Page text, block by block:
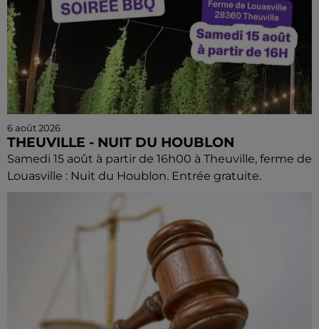
6 août 2026
THEUVILLE - NUIT DU HOUBLON
Samedi 15 août à partir de 16h00 à Theuville, ferme de
Louasville : Nuit du Houblon. Entrée gratuite.